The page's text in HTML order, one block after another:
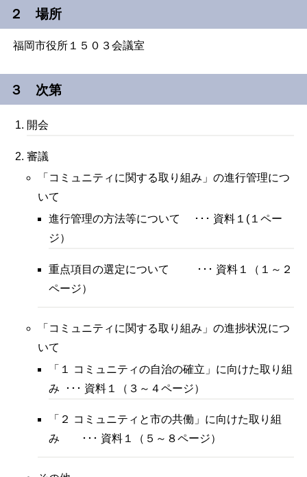
２ 場所
福岡市役所１５０３会議室
３ 次第
開会
審議
「コミュニティに関する取り組み」の進行管理につ
いて
進行管理の方法等について ･･･ 資料１(１ペー
ジ）
重点項目の選定について ･･･ 資料１（１～２
ページ）
「コミュニティに関する取り組み」の進捗状況につ
いて
「１ コミュニティの自治の確立」に向けた取り組
み ･･･ 資料１（３～４ページ）
「２ コミュニティと市の共働」に向けた取り組
み ･･･ 資料１（５～８ページ）